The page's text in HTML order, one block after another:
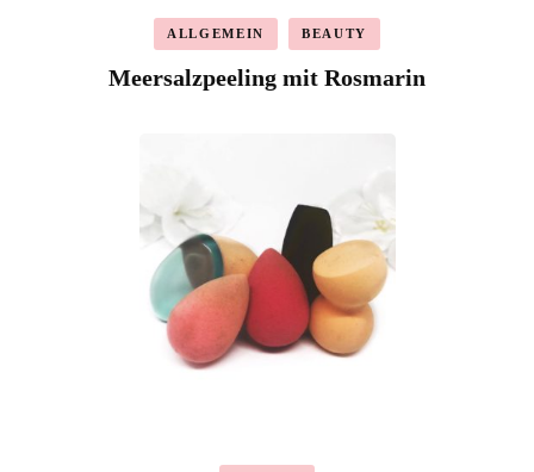
ALLGEMEIN BEAUTY
Meersalzpeeling mit Rosmarin